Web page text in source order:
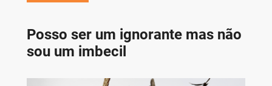
Posso ser um ignorante mas não
sou um imbecil